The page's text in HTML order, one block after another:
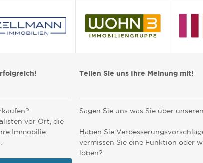
vor Ort, die
Immobilie
Teilen Sie uns Ihre Meinung mit!
Sagen Sie uns was Sie über
Haben Sie
vermissen Sie eine Funktion oder
loben?